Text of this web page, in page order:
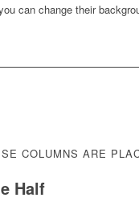
can change their
COLUMNS ARE
Half